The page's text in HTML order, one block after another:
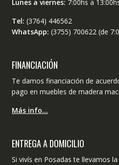
Lunes a viernes: 7:00hs a
Tel: (3764) 446562
WhatsApp: (3755) 700622 (de
FINANCIACIÓN
Te damos financiación de
pago en muebles de madera
Más info…
ENTREGA A DOMICILIO
Si vivís en Posadas te llevamos